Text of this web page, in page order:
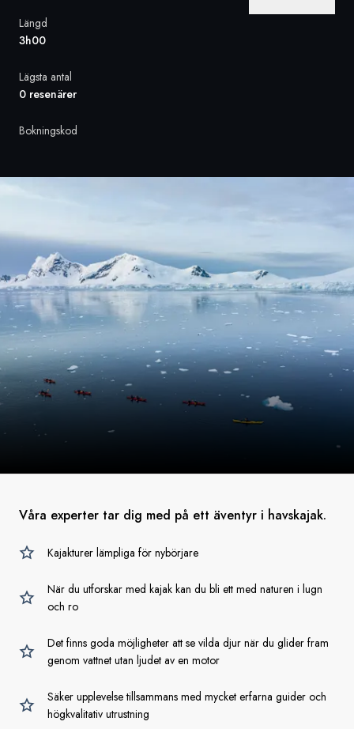
Norge
Längd
3h00
Lägsta antal
0 resenärer
Bokningskod
Våra experter tar dig med på ett äventyr i havskajak.
Kajakturer lämpliga för nybörjare
När du utforskar med kajak kan du bli ett med naturen i lugn
och ro
Det finns goda möjligheter att se vilda djur när du glider fram
genom vattnet utan ljudet av en motor
Säker upplevelse tillsammans med mycket erfarna guider och
högkvalitativ utrustning